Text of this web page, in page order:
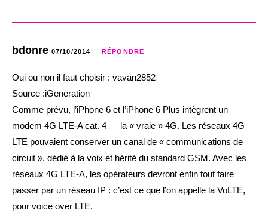
bdonre 07/10/2014 RÉPONDRE
Oui ou non il faut choisir : vavan2852
Source :iGeneration
Comme prévu, l’iPhone 6 et l’iPhone 6 Plus intègrent un
modem 4G LTE-A cat. 4 — la « vraie » 4G. Les réseaux 4G
LTE pouvaient conserver un canal de « communications de
circuit », dédié à la voix et hérité du standard GSM. Avec les
réseaux 4G LTE-A, les opérateurs devront enfin tout faire
passer par un réseau IP : c’est ce que l’on appelle la VoLTE,
pour voice over LTE.